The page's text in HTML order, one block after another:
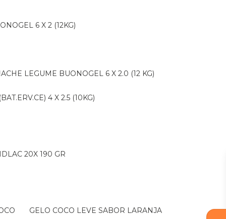
6 X 2 (12KG)
LEGUME BUONOGEL 6 X 2.0 (12 KG)
4 X 2.5 (10KG)
20X 190 GR
GELO COCO LEVE SABOR LARANJA